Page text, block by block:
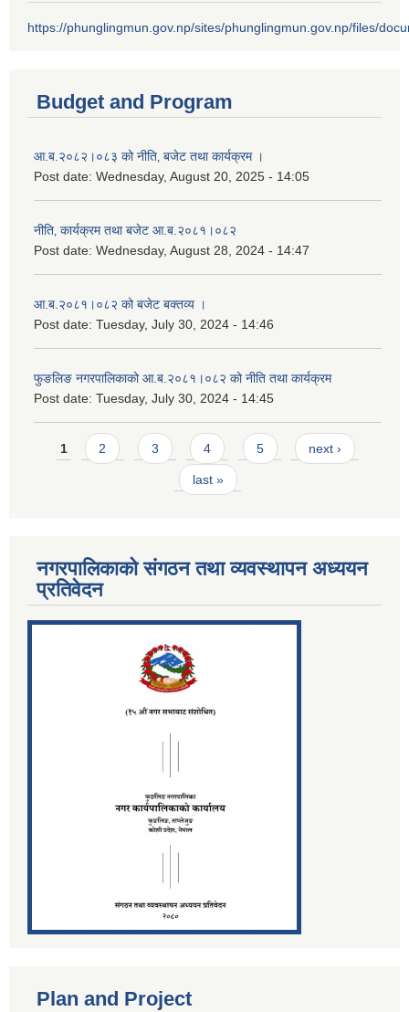
https://phunglingmun.gov.np/sites/phunglingmun.gov.np/files/
Budget and Program
आ.ब.२०८२।०८३ को नीति‚ बजेट तथा कार्यक्रम ।
Post date: Wednesday, August 20, 2025 - 14:05
नीति‚ कार्यक्रम तथा बजेट आ.ब.२०८१।०८२
Post date: Wednesday, August 28, 2024 - 14:47
आ.ब.२०८१।०८२ को बजेट बक्तव्य ।
Post date: Tuesday, July 30, 2024 - 14:46
फुङलिङ नगरपालिकाको आ.ब.२०८१।०८२ को नीति तथा कार्यक्रम
Post date: Tuesday, July 30, 2024 - 14:45
Pages
1 2 3 4 5 next ›
last »
नगरपालिकाको संगठन तथा व्यवस्थापन अध्ययन
प्रतिवेदन
Plan and Project